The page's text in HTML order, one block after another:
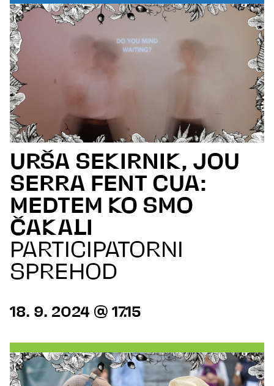
URŠA SEKIRNIK, JOU
SERRA FENT CUA:
MEDTEM KO SMO
ČAKALI
PARTICIPATORNI
SPREHOD
18. 9. 2024 @ 17.15